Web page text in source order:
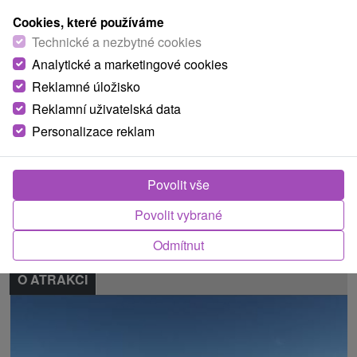
Turistický region
Malá Fatra, Horné Považie, Severné Slovensko, Žilinský
Našli jste chybu nebo nám chcete doporučit novou atrakci
O ATRAKCI
Cookies, které používáme
Technické a nezbytné cookies
Analytické a marketingové cookies
Reklamné úložisko
Reklamní uživatelská data
Personalizace reklam
Odmítnut
Povolit vybrané
Povolit vše